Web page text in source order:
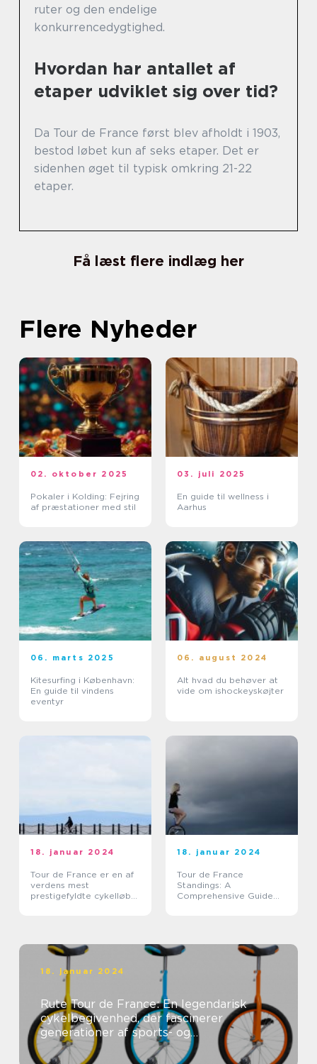
ruter og den endelige
konkurrencedygtighed.
Hvordan har antallet af
etaper udviklet sig over tid?
Da Tour de France først blev afholdt i 1903,
bestod løbet kun af seks etaper. Det er
sidenhen øget til typisk omkring 21-22
etaper.
Få læst flere indlæg her
Flere Nyheder
02. oktober 2025
Pokaler i Kolding: Fejring
af præstationer med stil
03. juli 2025
En guide til wellness i
Aarhus
06. marts 2025
Kitesurfing i København:
En guide til vindens
eventyr
06. august 2024
Alt hvad du behøver at
vide om ishockeyskøjter
18. januar 2024
Tour de France er en af
verdens mest
prestigefyldte cykelløb
18. januar 2024
Tour de France
Standings: A
Comprehensive Guide
18. januar 2024
Rute Tour de France: En legendarisk
cykelbegivenhed, der fascinerer
generationer af sports- og
fritidsentusiaster